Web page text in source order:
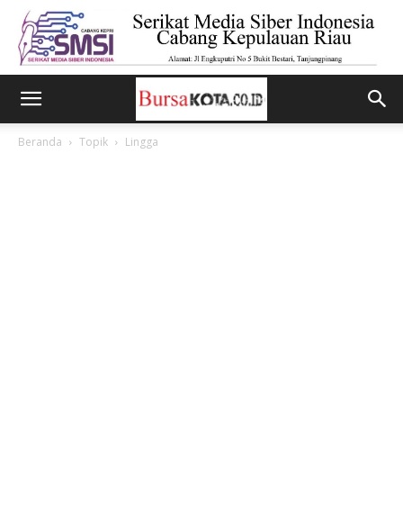
Beranda Topik Lingga